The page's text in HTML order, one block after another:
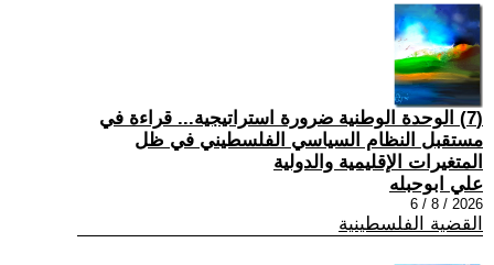
(7) الوحدة الوطنية ضرورة استراتيجية... قراءة في
مستقبل النظام السياسي الفلسطيني في ظل
المتغيرات الإقليمية والدولية
علي ابوحبله
2026 / 8 / 6
القضية الفلسطينية